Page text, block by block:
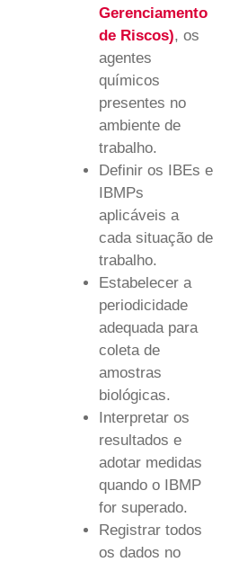
Gerenciamento
de Riscos), os
agentes
químicos
presentes no
ambiente de
trabalho.
Definir os IBEs e
IBMPs
aplicáveis a
cada situação de
trabalho.
Estabelecer a
periodicidade
adequada para
coleta de
amostras
biológicas.
Interpretar os
resultados e
adotar medidas
quando o IBMP
for superado.
Registrar todos
os dados no